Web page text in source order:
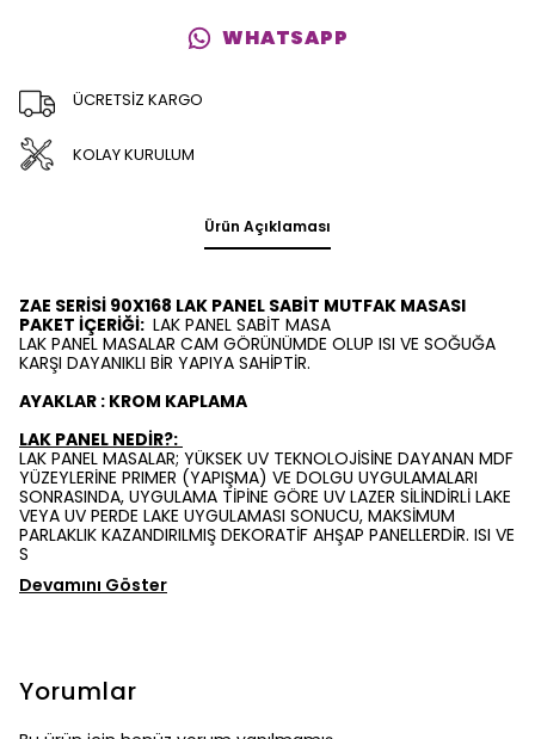
WHATSAPP
ÜCRETSİZ KARGO
KOLAY KURULUM
Ürün Açıklaması
ZAE SERİSİ 90X168 LAK PANEL SABİT MUTFAK MASASI
PAKET İÇERİĞİ: LAK PANEL SABİT MASA
LAK PANEL MASALAR CAM GÖRÜNÜMDE OLUP ISI VE SOĞUĞA
KARŞI DAYANIKLI BİR YAPIYA SAHİPTİR.
AYAKLAR : KROM KAPLAMA
LAK PANEL NEDİR?:
LAK PANEL MASALAR; YÜKSEK UV TEKNOLOJİSİNE DAYANAN MDF
YÜZEYLERİNE PRIMER (YAPIŞMA) VE DOLGU UYGULAMALARI
SONRASINDA, UYGULAMA TİPİNE GÖRE UV LAZER SİLİNDİRLİ LAKE
VEYA UV PERDE LAKE UYGULAMASI SONUCU, MAKSİMUM
PARLAKLIK KAZANDIRILMIŞ DEKORATİF AHŞAP PANELLERDİR. ISI VE
S
Devamını Göster
Yorumlar